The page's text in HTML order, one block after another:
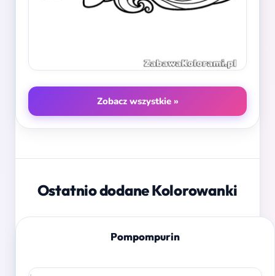
Zobacz wszystkie »
Ostatnio dodane Kolorowanki
Pompompurin